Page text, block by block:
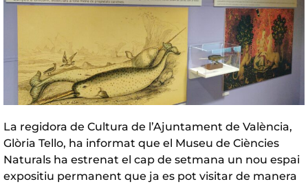
La regidora de Cultura de l’Ajuntament de València,
Glòria Tello, ha informat que el Museu de Ciències
Naturals ha estrenat el cap de setmana un nou espai
expositiu permanent que ja es pot visitar de manera